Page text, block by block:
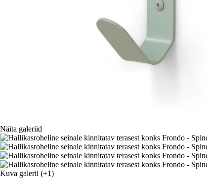
Näita galeriid
Kuva galerii (+1)